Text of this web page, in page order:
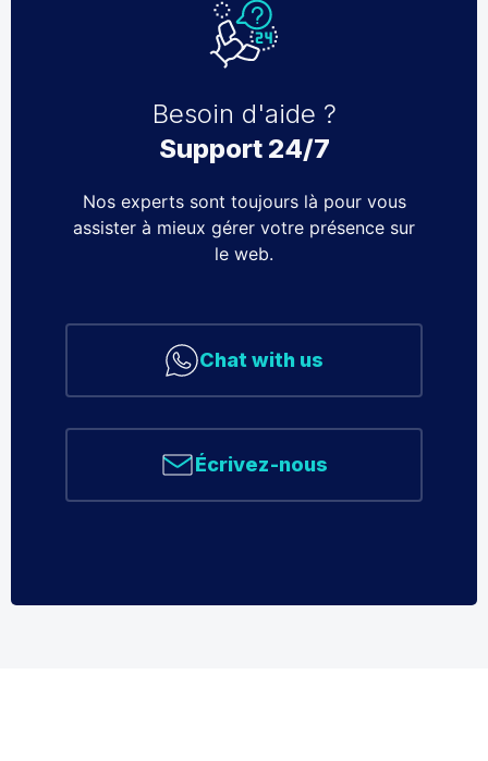
Besoin d'aide ?
Support 24/7
Nos experts sont toujours là pour vous
assister à mieux gérer votre présence sur
le web.
Chat with us
Écrivez-nous